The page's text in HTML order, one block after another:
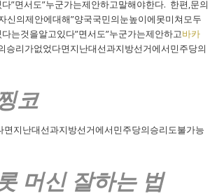
”면서도”누군가는제안하고말해야한다. 한편,문의
신의제안에대해”양국국민의눈높이에못미쳐모두
는것을알고있다”면서도”누군가는제안하고바카
승리가없었다면지난대선과지방선거에서민주당의
코
면지난대선과지방선거에서민주당의승리도불가능
머신 잘하는 법